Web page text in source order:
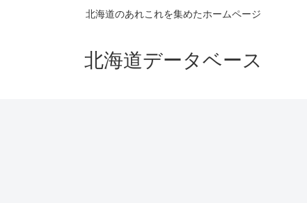
北海道のあれこれを集めたホームページ
北海道データベース